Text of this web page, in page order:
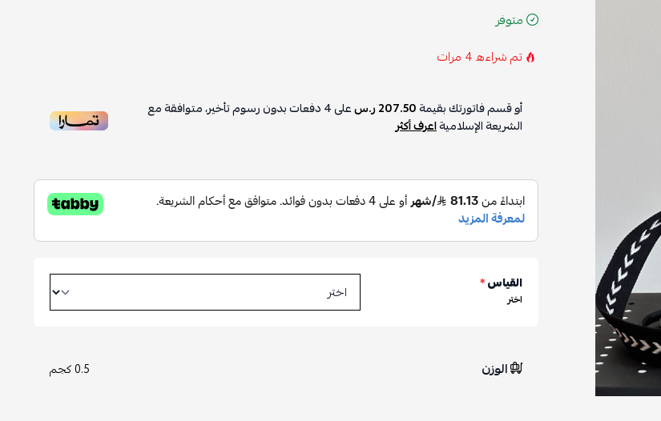
متوفر
تم شراءه4 مرات
أو قسم فاتورتك بقيمة207.50 ر.س على4دفعات بدون رسوم تأخير، متوافقة مع
الشريعة الإسلاميةاعرف أكثر
القياس*
اختر
الوزن 0.5 كجم